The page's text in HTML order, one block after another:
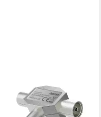
Stecker - 2 Koax Kupplungen,
Metall SAT-Kabel, Ausgang: F-
Kupplung 2x Eingang: Koaxial